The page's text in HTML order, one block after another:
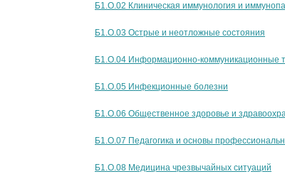
Б1.О.02 Клиническая иммунология и
Б1.О.03 Острые и неотложные состояния
Б1.О.04 Информационно-коммуникационные
Б1.О.05 Инфекционные болезни
Б1.О.06 Общественное здоровье и
Б1.О.07 Педагогика и основы
Б1.О.08 Медицина чрезвычайных ситуаций